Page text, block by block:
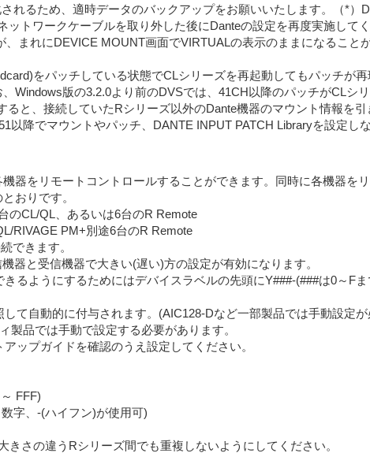
れるため、適時データのバックアップをお願いいたします。（*）
トワークケーブルを取り外した後にDanteの設定を再度実施してく
まれにDEVICE MOUNT画面でVIRTUALの表示のままになること
をパッチしている状態でCLシリーズを再起動してもパッチが
Windows版の3.2.0より前のDVSでは、41CH以降のパッチがCLシリ
と、接続していたRシリーズ以外のDante機器のマウント情報を
降でマウントやパッチ、DANTE INPUT PATCH Libraryを設定し
器をリモートコントロールすることができます。同時に各機器を
おりです。
のCL/QL、あるいは6台のR Remote
RIVAGE PM+別途6台のR Remote
できます。
器と受信機器で大きい(遅い)方の設定が有効になります。
るようにするためにはデバイスラベルの先頭にY###-(###は0～F
て自動的に付与されます。(AIC128-Dなど一部製品では手動設定
製品では手動で設定する必要があります。
ップガイドを確認のうえ設定してください。
FFF)
字、-(ハイフン)が使用可)
さの違うRシリーズ間でも重複しないようにしてください。